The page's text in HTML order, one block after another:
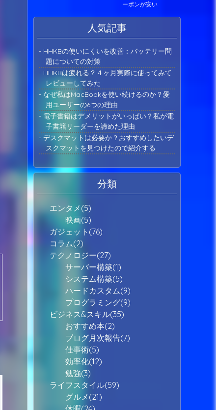
ーポンが安い
人気記事
- HHKBの使いにくいを改善：バッテリー問
題についての対策
- HHKBは疲れる？４ヶ月実際に使ってみて
レビューしてみた
- なぜ私はMacBookを使い続けるのか？愛
用ユーザーの6つの理由
- 電子書籍はデメリットがいっぱい？私が電
子書籍リーダーを諦めた理由
- デスクマットは必要か？おすすめしたいデ
スクマットを見つけたので紹介する
分類
エンタメ(5)
映画(5)
ガジェット(76)
コラム(2)
テクノロジー(27)
サーバー構築(1)
システム構築(5)
ハードカスタム(9)
プログラミング(9)
ビジネス&スキル(35)
おすすめ本(2)
ブログ月次報告(7)
仕事術(5)
効率化(12)
勉強(3)
ライフスタイル(59)
グルメ(21)